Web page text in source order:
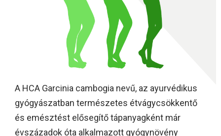
A HCA Garcinia cambogia nevű, az ayurvédikus
gyógyászatban természetes étvágycsökkentő
és emésztést elősegítő tápanyagként már
évszázadok óta alkalmazott gyógynövény